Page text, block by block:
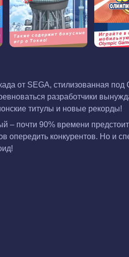
от SEGA, стилизованная
разработчики
титулы и новые рекорды!
– почти 90% времени
конкурентов. Но и